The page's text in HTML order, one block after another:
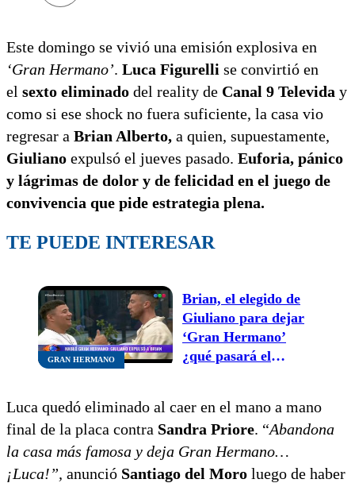
Este domingo se vivió una emisión explosiva en
‘Gran Hermano’. Luca Figurelli se convirtió en
el sexto eliminado del reality de Canal 9 Televida y
como si ese shock no fuera suficiente, la casa vio
regresar a Brian Alberto, a quien, supuestamente,
Giuliano expulsó el jueves pasado. Euforia, pánico
y lágrimas de dolor y de felicidad en el juego de
convivencia que pide estrategia plena.
TE PUEDE INTERESAR
GRAN HERMANO
Brian, el elegido de
Giuliano para dejar
‘Gran Hermano’
¿qué pasará el
Luca quedó eliminado al caer en el mano a mano
final de la placa contra Sandra Priore. “Abandona
la casa más famosa y deja Gran Hermano…
¡Luca!”, anunció Santiago del Moro luego de haber